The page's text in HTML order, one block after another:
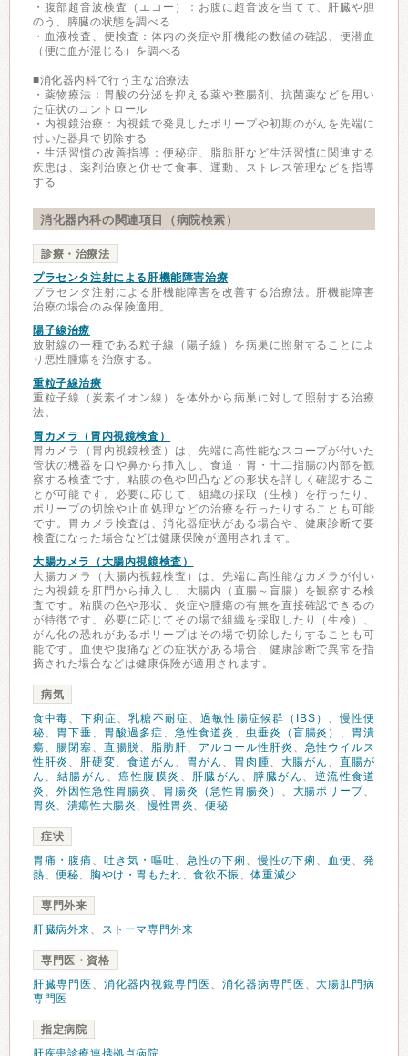
・腹部超音波検査（エコー）：お腹に超音波を当てて、肝臓や胆
のう、膵臓の状態を調べる
・血液検査、便検査：体内の炎症や肝機能の数値の確認、便潜血
（便に血が混じる）を調べる
■消化器内科で行う主な治療法
・薬物療法：胃酸の分泌を抑える薬や整腸剤、抗菌薬などを用い
た症状のコントロール
・内視鏡治療：内視鏡で発見したポリープや初期のがんを先端に
付いた器具で切除する
・生活習慣の改善指導：便秘症、脂肪肝など生活習慣に関連する
疾患は、薬剤治療と併せて食事、運動、ストレス管理などを指導
する
消化器内科の関連項目（病院検索）
診療・治療法
プラセンタ注射による肝機能障害治療
プラセンタ注射による肝機能障害を改善する治療法。肝機能障害
治療の場合のみ保険適用。
陽子線治療
放射線の一種である粒子線（陽子線）を病巣に照射することによ
り悪性腫瘍を治療する。
重粒子線治療
重粒子線（炭素イオン線）を体外から病巣に対して照射する治療
法。
胃カメラ（胃内視鏡検査）
胃カメラ（胃内視鏡検査）は、先端に高性能なスコープが付いた
管状の機器を口や鼻から挿入し、食道・胃・十二指腸の内部を観
察する検査です。粘膜の色や凹凸などの形状を詳しく確認するこ
とが可能です。必要に応じて、組織の採取（生検）を行ったり、
ポリープの切除や止血処理などの治療を行ったりすることも可能
です。胃カメラ検査は、消化器症状がある場合や、健康診断で要
検査になった場合などは健康保険が適用されます。
大腸カメラ（大腸内視鏡検査）
大腸カメラ（大腸内視鏡検査）は、先端に高性能なカメラが付い
た内視鏡を肛門から挿入し、大腸内（直腸～盲腸）を観察する検
査です。粘膜の色や形状、炎症や腫瘍の有無を直接確認できるの
が特徴です。必要に応じてその場で組織を採取したり（生検）、
がん化の恐れがあるポリープはその場で切除したりすることも可
能です。血便や腹痛などの症状がある場合、健康診断で異常を指
摘された場合などは健康保険が適用されます。
病気
食中毒、 下痢症、乳糖不耐症、過敏性腸症候群（IBS） 、慢性便
秘、 胃下垂、 胃酸過多症、 急性食道炎 、 虫垂炎（盲腸炎） 、 胃潰
瘍、 腸閉塞、 直腸脱、 脂肪肝、 アルコール性肝炎 、 急性ウイルス
性肝炎 、 肝硬変、 食道がん 、 胃がん 、 胃肉腫、 大腸がん 、直腸が
ん 、 結腸がん 、癌性腹膜炎 、 肝臓がん 、 膵臓がん 、 逆流性食道
炎 、 外因性急性胃腸炎 、 胃腸炎（急性胃腸炎） 、 大腸ポリープ、
胃炎、 潰瘍性大腸炎、慢性胃炎、便秘
症状
胃痛・腹痛 、 吐き気・嘔吐、 急性の下痢 、慢性の下痢 、 血便、発
熱、便秘、 胸やけ・胃もたれ、食欲不振 、体重減少
専門外来
肝臓病外来、 ストーマ専門外来
専門医・資格
肝臓専門医 、 消化器内視鏡専門医 、 消化器病専門医 、大腸肛門病
専門医
指定病院
肝疾患診療連携拠点病院